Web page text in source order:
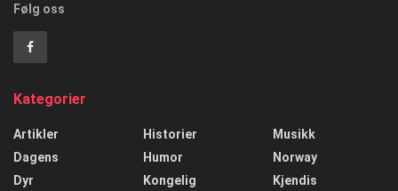
Følg oss
Kategorier
Artikler
Dagens
Dyr
Historier
Humor
Kongelig
Musikk
Norway
Kjendis